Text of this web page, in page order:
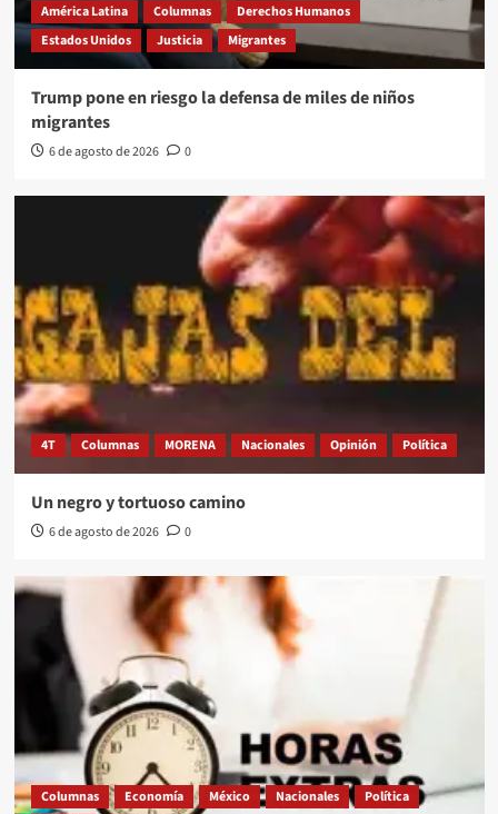
América Latina Columnas
Derechos Humanos
Estados Unidos
Justicia Migrantes
Trump pone en riesgo la defensa de miles de niños
migrantes
6 de agosto de 2026 0
4T Columnas MORENA Nacionales Opinión Política
Un negro y tortuoso camino
6 de agosto de 2026 0
Columnas Economía México Nacionales
Política